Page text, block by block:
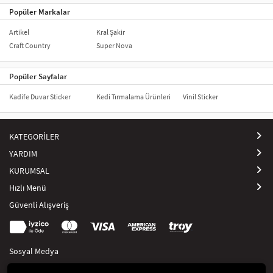
Popüler Markalar
Artikel
Craft Country
Kral Şakir
Super Nova
Popüler Sayfalar
Kadife Duvar Sticker Kedi Tırmalama Ürünleri Vinil Sticker
KATEGORİLER
YARDIM
KURUMSAL
Hızlı Menü
Güvenli Alışveriş
Sosyal Medya